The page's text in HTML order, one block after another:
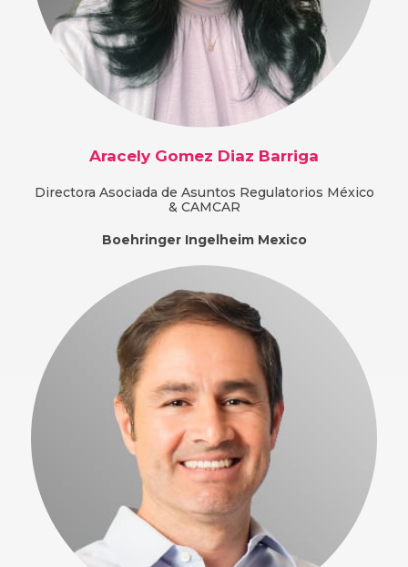
Aracely Gomez Diaz Barriga
Directora Asociada de Asuntos Regulatorios México
& CAMCAR
Boehringer Ingelheim Mexico